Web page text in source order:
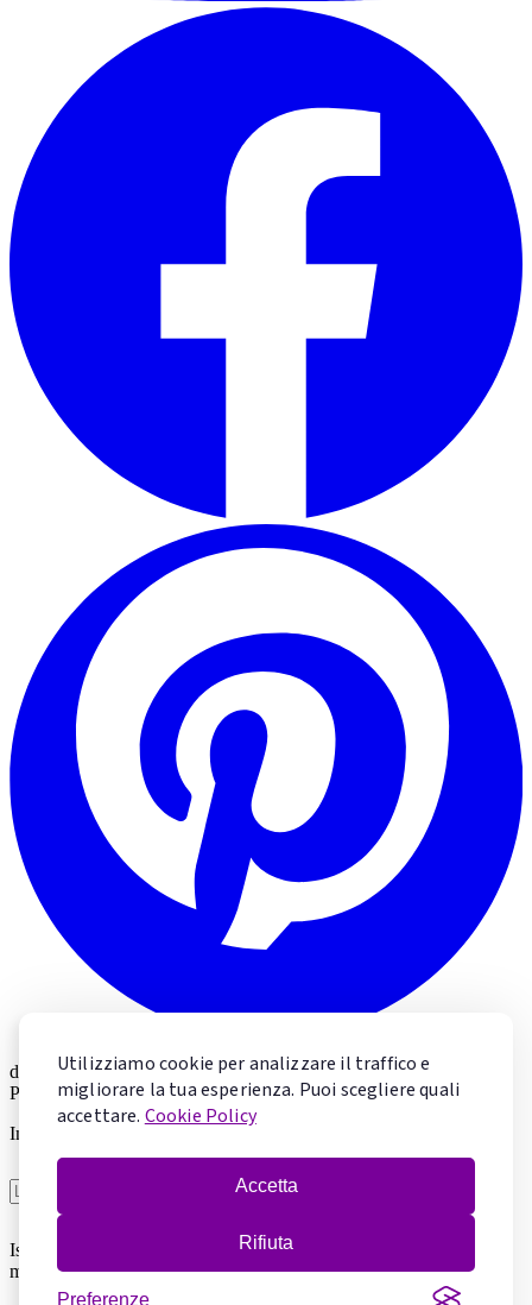
Utilizziamo cookie per analizzare il traffico e
migliorare la tua esperienza. Puoi scegliere quali
accettare. Cookie Policy
Accetta
Rifiuta
Preferenze
di
Valeria Marolda
Pastry Chef & Chocolate Specialist
Impara la pasticceria con Valeria
Voglio imparare
Iscrivendoti accetti la Privacy Policy. Puoi cancellarti in qualsiasi
momento.